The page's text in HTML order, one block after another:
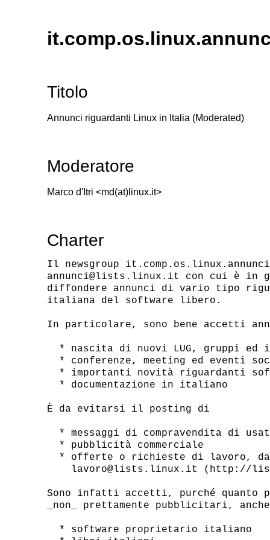
Titolo
Annunci riguardanti Linux in Italia (Moderated)
Moderatore
Marco d'Itri <md(at)linux.it>
Charter
Il newsgroup
annunci@lists.linux.it con cui è in
diffondere annunci di vario tipo
italiana del software libero.
In particolare, sono bene accetti
* nascita di nuovi LUG, gruppi ed
* conferenze, meeting ed eventi
* importanti novità riguardanti
  * documentazione in italiano
È da evitarsi il posting di
* messaggi di compravendita di
  * pubblicità commerciale
* offerte o richieste di lavoro,
lavoro@lists.linux.it (http://
Sono infatti accetti, purché quanto
_non_ prettamente pubblicitari,
  * software proprietario italiano